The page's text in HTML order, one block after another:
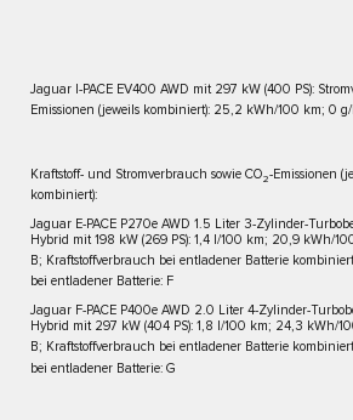
Jaguar I-PACE EV400 AWD mit 297 kW (400 PS):
Emissionen (jeweils kombiniert): 25,2 kWh/100 km; 0 g/
Kraftstoff- und Stromverbrauch sowie CO2-Emissionen
kombiniert):
Jaguar E-PACE P270e AWD 1.5 Liter 3-Zylinder-
Hybrid mit 198 kW (269 PS): 1,4 l/100 km; 20,9 kWh/
B; Kraftstoffverbrauch bei entladener Batterie
bei entladener Batterie: F
Jaguar F-PACE P400e AWD 2.0 Liter 4-Zylinder-
Hybrid mit 297 kW (404 PS): 1,8 l/100 km; 24,3 kWh/
B; Kraftstoffverbrauch bei entladener Batterie
bei entladener Batterie: G